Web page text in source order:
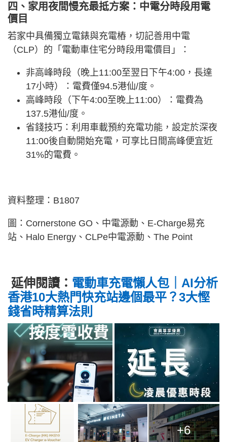
四、家用夜間慢充最抵方案：中電分時段用電
價目
若家中具備獨立電錶與充電樁，切記善用中電
（CLP）的「電動車住宅分時段用電價目」：
非高峰時段（晚上11:00至翌日下午4:00，長達
17小時）：電費僅94.5港仙/度。
高峰時段（下午4:00至晚上11:00）：電費為
137.5港仙/度。
省錢技巧：利用車載預約充電功能，設定於深夜
11:00後自動開始充電，可享比日間高峰便宜近
31%的電費。
資料整理：B1807
圖：Cornerstone GO、中電源動、E-Charge易充
站、Halo Energy、CLPe中電源動、The Point
延伸閱讀： 電動車充電懶人包｜AI分析
香港10大熱門快充站邊個最平？3大慳
錢省時精算法則
+6